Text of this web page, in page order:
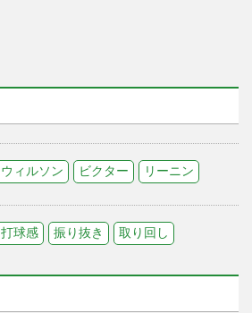
ウィルソン ビクター リーニン
打球感 振り抜き 取り回し